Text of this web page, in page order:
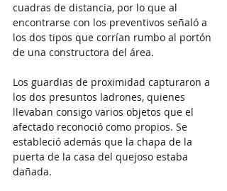
cuadras de distancia, por lo que al
encontrarse con los preventivos señaló a
los dos tipos que corrían rumbo al portón
de una constructora del área.
Los guardias de proximidad capturaron a
los dos presuntos ladrones, quienes
llevaban consigo varios objetos que el
afectado reconoció como propios. Se
estableció además que la chapa de la
puerta de la casa del quejoso estaba
dañada.